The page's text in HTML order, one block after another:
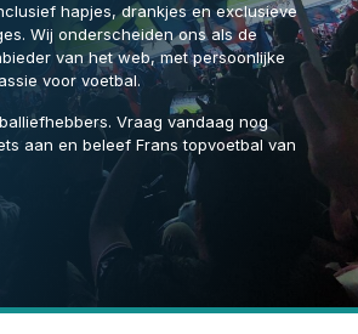
hapjes, drankjes en exclusieve
Wij onderscheiden ons als de
van het web, met persoonlijke
voor voetbal.
Vraag vandaag nog
aan en beleef Frans topvoetbal van